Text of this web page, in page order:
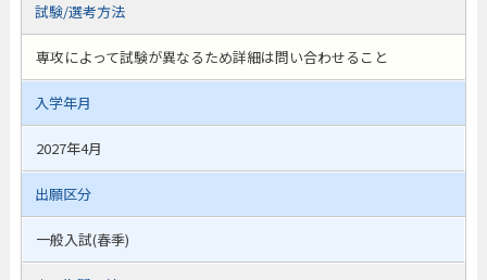
試験/選考方法
専攻によって試験が異なるため詳細は問い合わせること
入学年月
2027年4月
出願区分
一般入試(春季)